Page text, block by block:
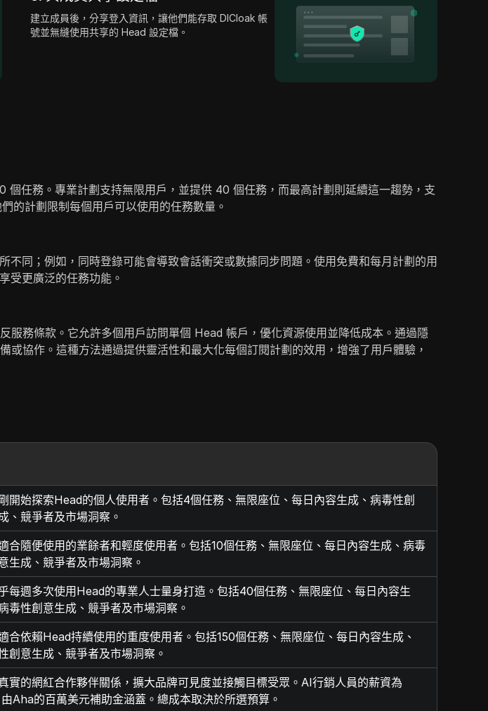
建立成員後，分享登入資訊，讓他們能存取 DICloak 帳
號並無縫使用共享的 Head 設定檔。
任務。專業計劃支持無限用戶，並提供 40 個任務，而最高計劃則延續這一趨勢，支
的計劃限制每個用戶可以使用的任務數量。
同；例如，同時登錄可能會導致會話衝突或數據同步問題。使用免費和每月計劃的用
受更廣泛的任務功能。
務條款。它允許多個用戶訪問單個 Head 帳戶，優化資源使用並降低成本。通過隱
協作。這種方法通過提供靈活性和最大化每個訂閱計劃的效用，增強了用戶體驗，
開始探索Head的個人使用者。包括4個任務、無限座位、每日內容生成、病毒性創
、競爭者及市場洞察。
合隨便使用的業餘者和輕度使用者。包括10個任務、無限座位、每日內容生成、病毒
生成、競爭者及市場洞察。
每週多次使用Head的專業人士量身打造。包括40個任務、無限座位、每日內容生
毒性創意生成、競爭者及市場洞察。
合依賴Head持續使用的重度使用者。包括150個任務、無限座位、每日內容生成、
創意生成、競爭者及市場洞察。
實的網紅合作夥伴關係，擴大品牌可見度並接觸目標受眾。AI行銷人員的薪資為
Aha的百萬美元補助金涵蓋。總成本取決於所選預算。